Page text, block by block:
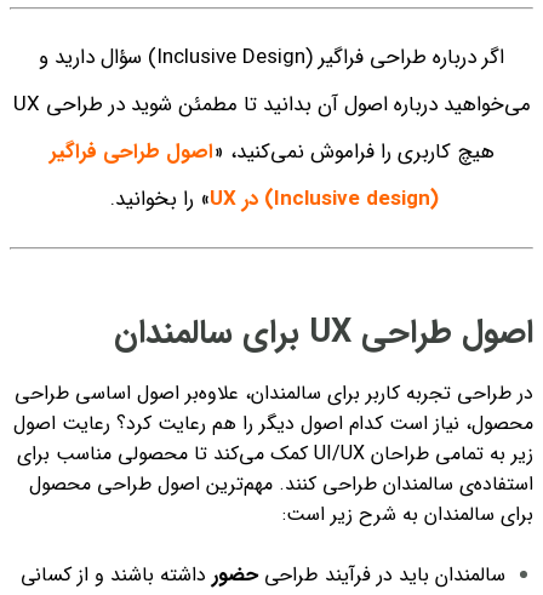
اگر درباره طراحی فراگیر (Inclusive Design) سؤال دارید و
می‌خواهید درباره اصول آن بدانید تا مطمئن شوید در طراحی UX
هیچ کاربری را فراموش نمی‌کنید، «اصول طراحی فراگیر
(Inclusive design) در UX
» را بخوانید.
اصول طراحی UX برای سالمندان
در طراحی تجربه کاربر برای سالمندان، علاوه‌بر اصول اساسی طراحی
محصول، نیاز است کدام اصول دیگر را هم رعایت کرد؟ رعایت اصول
زیر به تمامی طراحان UI/UX کمک می‌کند تا محصولی مناسب برای
استفاده‌ی سالمندان طراحی کنند. مهم‌ترین اصول طراحی محصول
برای سالمندان به شرح زیر است:
سالمندان باید در فرآیند طراحیحضور داشته باشند و از کسانی